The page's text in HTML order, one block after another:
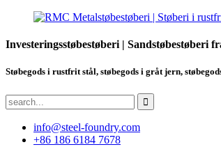
Investeringsstøbestøberi | Sandstøbestøberi
Støbegods i rustfrit stål, støbegods i gråt jern,
info@steel-foundry.com
+86 186 6184 7678